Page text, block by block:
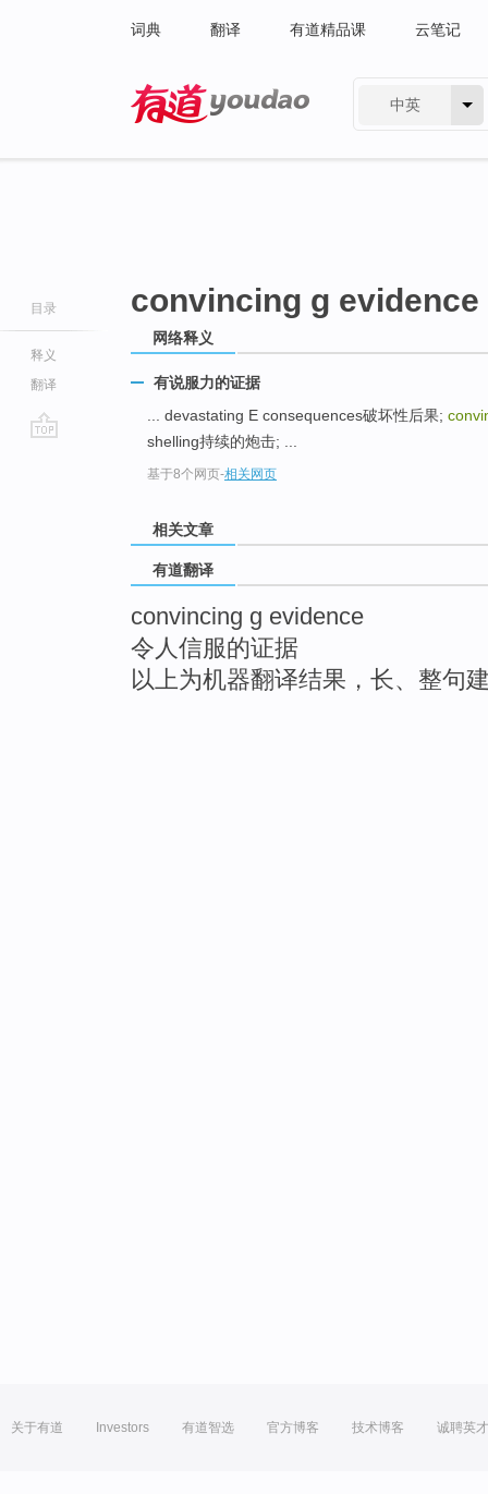
词典 翻译 有道精品课 云笔记
中英
目录
释义
翻译
convincing g evidence
网络释义
有说服力的证据
... devastating E consequences破坏性后果;
shelling持续的炮击; ...
基于8个网页-相关网页
相关文章
有道翻译
convincing g evidence
令人信服的证据
以上为机器翻译结果，长、整句
关于有道 Investors 有道智选 官方博客 技术博客 诚聘英才